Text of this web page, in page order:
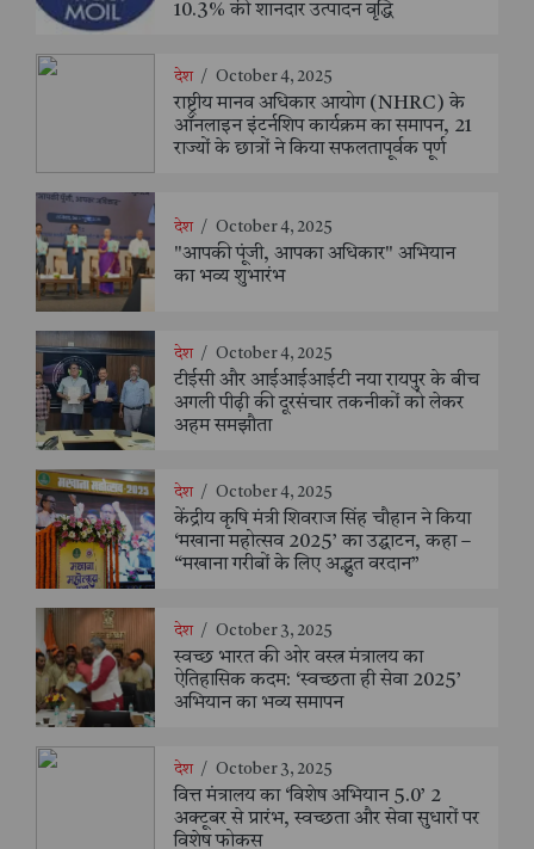
10.3% की शानदार उत्पादन वृद्धि
देश / October 4, 2025
राष्ट्रीय मानव अधिकार आयोग (NHRC) के
ऑनलाइन इंटर्नशिप कार्यक्रम का समापन, 21
राज्यों के छात्रों ने किया सफलतापूर्वक पूर्ण
देश / October 4, 2025
"आपकी पूंजी, आपका अधिकार" अभियान
का भव्य शुभारंभ
देश / October 4, 2025
टीईसी और आईआईआईटी नया रायपुर के बीच
अगली पीढ़ी की दूरसंचार तकनीकों को लेकर
अहम समझौता
देश / October 4, 2025
केंद्रीय कृषि मंत्री शिवराज सिंह चौहान ने किया
‘मखाना महोत्सव 2025’ का उद्घाटन, कहा –
“मखाना गरीबों के लिए अद्भुत वरदान”
देश / October 3, 2025
स्वच्छ भारत की ओर वस्त्र मंत्रालय का
ऐतिहासिक कदम: ‘स्वच्छता ही सेवा 2025’
अभियान का भव्य समापन
देश / October 3, 2025
वित्त मंत्रालय का ‘विशेष अभियान 5.0’ 2
अक्टूबर से प्रारंभ, स्वच्छता और सेवा सुधारों पर
विशेष फोकस